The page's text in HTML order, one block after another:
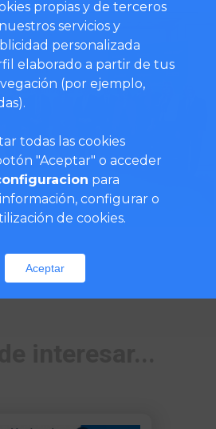
propias y de terceros
servicios y
personalizada
elaborado a partir de tus
(por ejemplo,
todas las cookies
"Aceptar" o acceder
para
configurar o
de cookies.
Aceptar